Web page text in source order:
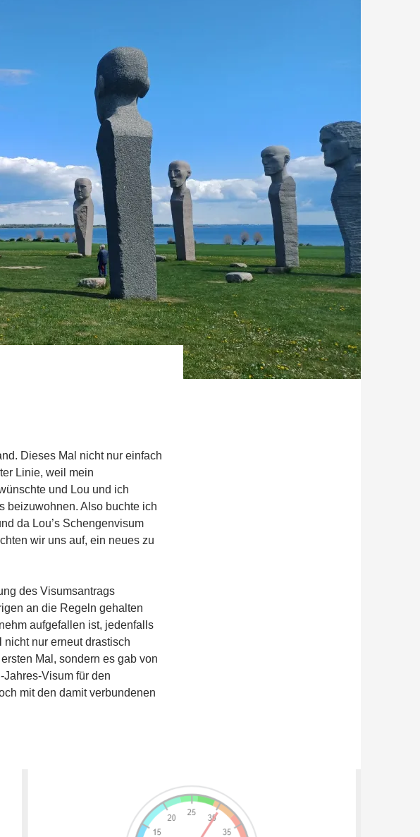
Dieses Mal nicht nur einfach
Linie, weil mein
und Lou und ich
beizuwohnen. Also buchte ich
da Lou’s Schengenvisum
wir uns auf, ein neues zu
des Visumsantrags
an die Regeln gehalten
aufgefallen ist, jedenfalls
nur erneut drastisch
Mal, sondern es gab von
Visum für den
mit den damit verbundenen